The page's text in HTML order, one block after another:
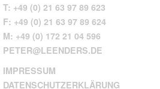
T: +49 (0) 21 63 97 89 623
F: +49 (0) 21 63 97 89 624
M: +49 (0) 172 21 04 596
PETER@LEENDERS.DE
IMPRESSUM
DATENSCHUTZERKLÄRUNG